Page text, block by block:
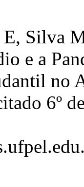
Silva
e a
no
6º